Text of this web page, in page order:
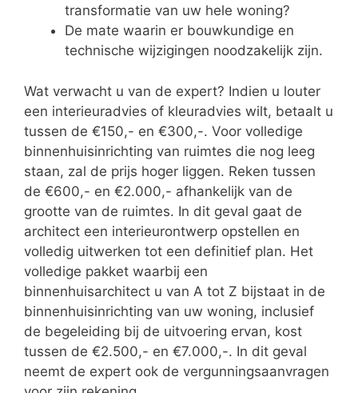
transformatie van uw hele woning?
De mate waarin er bouwkundige en
technische wijzigingen noodzakelijk zijn.
Wat verwacht u van de expert? Indien u louter
een interieuradvies of kleuradvies wilt, betaalt u
tussen de €150,- en €300,-. Voor volledige
binnenhuisinrichting van ruimtes die nog leeg
staan, zal de prijs hoger liggen. Reken tussen
de €600,- en €2.000,- afhankelijk van de
grootte van de ruimtes. In dit geval gaat de
architect een interieurontwerp opstellen en
volledig uitwerken tot een definitief plan. Het
volledige pakket waarbij een
binnenhuisarchitect u van A tot Z bijstaat in de
binnenhuisinrichting van uw woning, inclusief
de begeleiding bij de uitvoering ervan, kost
tussen de €2.500,- en €7.000,-. In dit geval
neemt de expert ook de vergunningsaanvragen